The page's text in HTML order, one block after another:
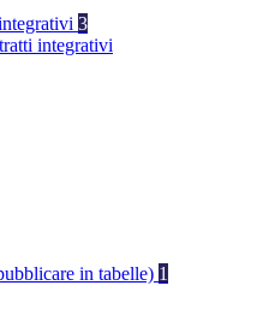
3
integrativi
in tabelle) 1